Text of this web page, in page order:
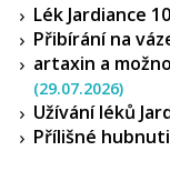
Lék Jardiance
Přibírání na
artaxin a
(29.07.2026)
Užívání léků
Přílišné hubnuti